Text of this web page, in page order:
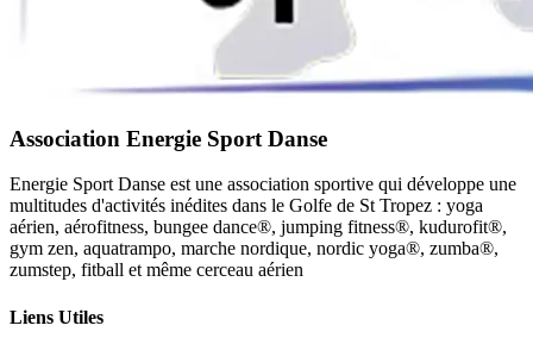
Association Energie Sport Danse
Energie Sport Danse est une association sportive qui développe une
multitudes d'activités inédites dans le Golfe de St Tropez : yoga
aérien, aérofitness, bungee dance®, jumping fitness®, kudurofit®,
gym zen, aquatrampo, marche nordique, nordic yoga®, zumba®,
zumstep, fitball et même cerceau aérien
Liens Utiles